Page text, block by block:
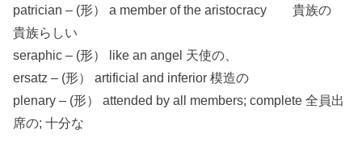
patrician – (形） a member of the aristocracy 貴族の
貴族らしい
seraphic – (形） like an angel 天使の、
ersatz – (形） artificial and inferior 模造の
plenary – (形） attended by all members; complete 全員出
席の; 十分な